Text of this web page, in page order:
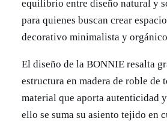
I
E
n
equilibrio entre diseño natural y
para quienes buscan crear
decorativo minimalista y
El diseño de la BONNIE resalta
estructura en madera de roble de
material que aporta autenticidad
ello se suma su asiento tejido en